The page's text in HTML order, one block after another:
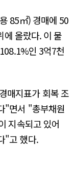
85㎡) 경매에 50
에 올랐다. 이 물
인 3억7천
매지표가 회복 조
"면서 "총부채원
지속되고 있어
"고 했다.